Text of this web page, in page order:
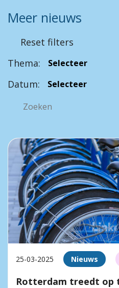
Meer nieuws
Reset filters
Thema:
Datum:
25-03-2025 Nieuws
Rotterdam treedt op